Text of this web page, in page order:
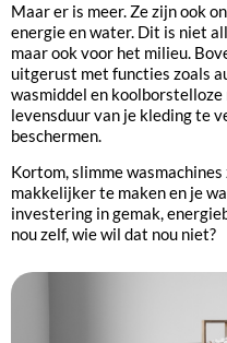
Maar er is meer. Ze zijn ook
energie en water. Dit is niet
maar ook voor het milieu.
uitgerust met functies zoals
wasmiddel en
levensduur van je kleding te
beschermen.
Kortom, slimme
makkelijker te maken en je
investering in gemak,
nou zelf, wie wil dat nou niet?